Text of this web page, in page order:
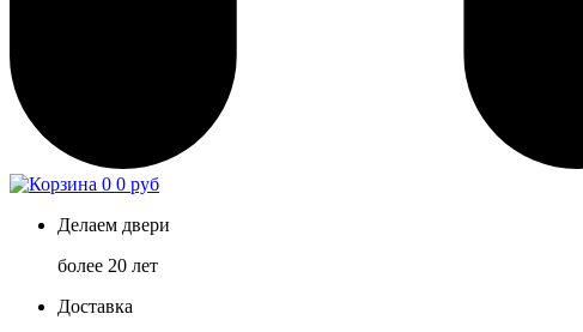
0 0 руб
Делаем двери
более 20 лет
Доставка